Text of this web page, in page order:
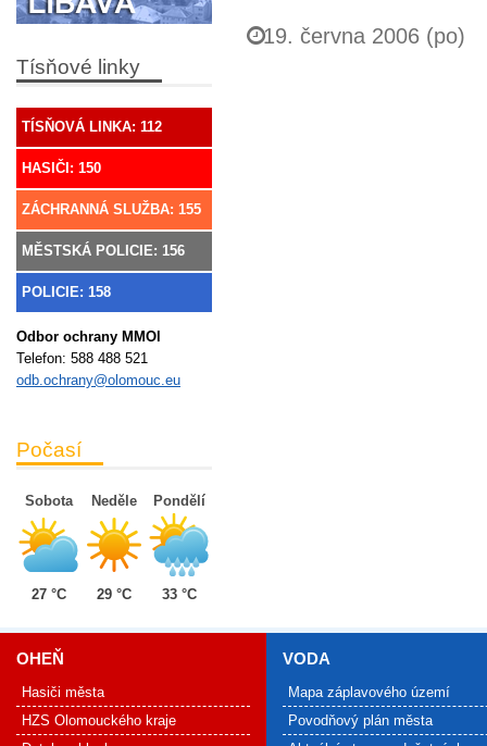
Tísňové linky
TÍSŇOVÁ LINKA: 112
HASIČI: 150
ZÁCHRANNÁ SLUŽBA: 155
MĚSTSKÁ POLICIE: 156
POLICIE: 158
Odbor ochrany MMOl
Telefon: 588 488 521
odb.ochrany@olomouc.eu
Počasí
Sobota
27 °C
Neděle
29 °C
Pondělí
33 °C
19. června 2006 (po)
OHEŇ
Hasiči města
HZS Olomouckého kraje
VODA
Mapa záplavového území
Povodňový plán města